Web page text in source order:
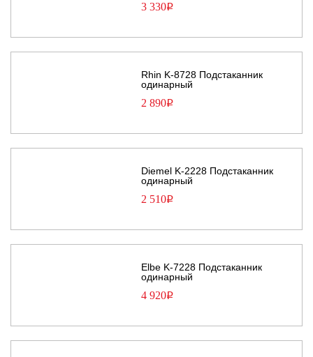
3 330Р
Rhin K-8728 Подстаканник
одинарный
2 890Р
Diemel K-2228 Подстаканник
одинарный
2 510Р
Elbe K-7228 Подстаканник
одинарный
4 920Р